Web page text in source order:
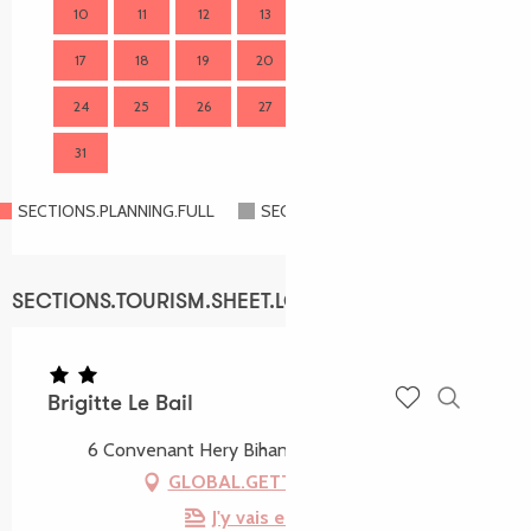
10 11 12 13
17 18 19 20
24 25 26 27
31
SECTIONS.PLANNING.FULL SECTIONS.PLANNING.CLOSED
SECTIONS.TOURISM.SHEET.LOCATION
Brigitte Le Bail
6 Convenant Hery Bihan, 22450 Coatréven
GLOBAL.GETTING_THERE
J'y vais en train !